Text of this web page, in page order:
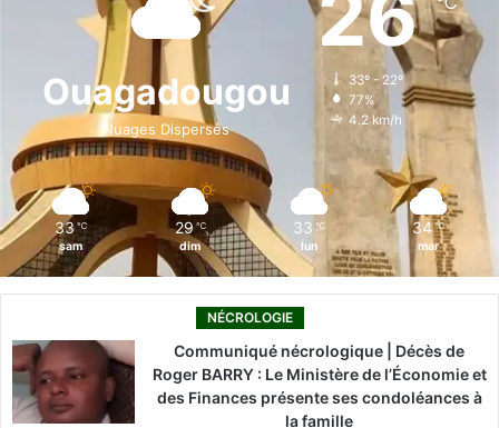
b
o
k
i
n
a
g
r
o
k
Ouagadougou
Nuages Dispersés
33º - 22º
77%
4.2 km/h
33 ℃
sam
29 ℃
dim
33 ℃
lun
34 ℃
mar
NÉCROLOGIE
Communiqué nécrologique | Décès de
Roger BARRY : Le Ministère de l’Économie et
des Finances présente ses condoléances à
la famille